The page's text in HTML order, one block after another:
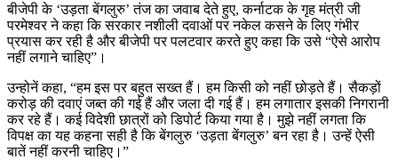
बीजेपी के ‘उड़ता बेंगलुरु’ तंज का जवाब देते हुए, कर्नाटक के गृह मंत्री जी
परमेश्वर ने कहा कि सरकार नशीली दवाओं पर नकेल कसने के लिए गंभीर
प्रयास कर रही है और बीजेपी पर पलटवार करते हुए कहा कि उसे “ऐसे आरोप
नहीं लगाने चाहिए”।
उन्होनें कहा, “हम इस पर बहुत सख्त हैं। हम किसी को नहीं छोड़ते हैं। सैकड़ों
करोड़ की दवाएं जब्त की गई हैं और जला दी गई हैं। हम लगातार इसकी निगरानी
कर रहे हैं। कई विदेशी छात्रों को डिपोर्ट किया गया है। मुझे नहीं लगता कि
विपक्ष का यह कहना सही है कि बेंगलुरु ‘उड़ता बेंगलुरु’ बन रहा है। उन्हें ऐसी
बातें नहीं करनी चाहिए।”